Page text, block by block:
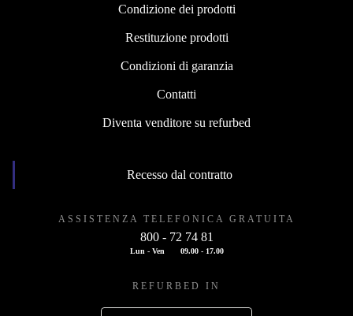
Condizione dei prodotti
Restituzione prodotti
Condizioni di garanzia
Contatti
Diventa venditore su refurbed
Recesso dal contratto
ASSISTENZA TELEFONICA GRATUITA
800 - 72 74 81
Lun - Ven 09.00 - 17.00
REFURBED IN